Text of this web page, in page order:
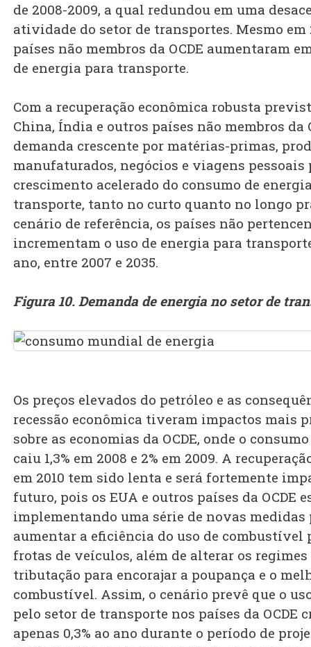
de 2008-2009, a qual redundou em uma
atividade do setor de transportes. Mesmo em
países não membros da OCDE aumentaram
de energia para transporte.
Com a recuperação econômica robusta
China, Índia e outros países não membros da
demanda crescente por matérias-primas,
manufaturados, negócios e viagens pessoais
crescimento acelerado do consumo de
transporte, tanto no curto quanto no longo
cenário de referência, os países não
incrementam o uso de energia para
ano, entre 2007 e 2035.
Figura 10. Demanda de energia no setor de
Os preços elevados do petróleo e as
recessão econômica tiveram impactos mais
sobre as economias da OCDE, onde o
caiu 1,3% em 2008 e 2% em 2009. A
em 2010 tem sido lenta e será fortemente
futuro, pois os EUA e outros países da OCDE
implementando uma série de novas medidas
aumentar a eficiência do uso de combustível
frotas de veículos, além de alterar os regimes
tributação para encorajar a poupança e o
combustível. Assim, o cenário prevê que o
pelo setor de transporte nos países da OCDE
apenas 0,3% ao ano durante o período de